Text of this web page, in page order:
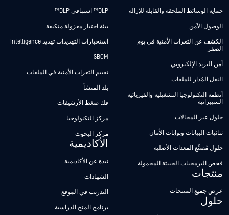
حماية الوسائط الملحقة والقابلة للإزالة
الوصول الآمن
الكشف عن الثغرات الأمنية في يوم
الصفر
أمن البريد الإلكتروني
النقل المُدار للملفات
أنظمة التكنولوجيا التشغيلية والفيزيائية
السيبرانية
حلول عبر المجالات
ثنائيات البيانات وبوابات الأمان
حلول مُصنِّع المعدات الأصلية
فحص البرمجيات الخبيثة المحمولة
منتجات
عرض جميع المنتجات
حلول
DLP™ استباقي DLP™
بيئة اختبار معزولة متكيفة
استخبارات التهديدات تهديد Intelligence
SBOM
تقييم الثغرات الأمنية في الملفات
بلد المنشأ
فك ضغط الأرشيفات
مركز التكنولوجيا
مركز البحوث
الأكاديمية
نبذة عن الأكاديمية
الشهادات
التدريب في الموقع
برنامج المنح الدراسية